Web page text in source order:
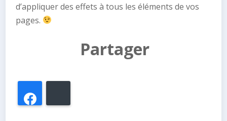
d’appliquer des effets à tous les éléments de vos
pages.
Partager